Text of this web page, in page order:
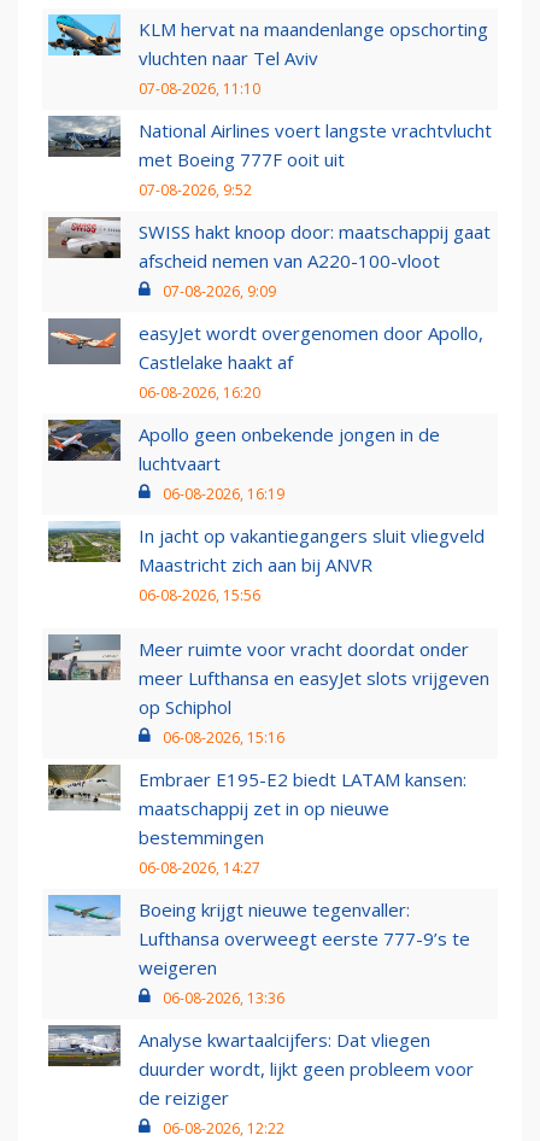
KLM hervat na maandenlange opschorting
vluchten naar Tel Aviv
07-08-2026, 11:10
National Airlines voert langste vrachtvlucht
met Boeing 777F ooit uit
07-08-2026, 9:52
SWISS hakt knoop door: maatschappij gaat
afscheid nemen van A220-100-vloot
07-08-2026, 9:09
easyJet wordt overgenomen door Apollo,
Castlelake haakt af
06-08-2026, 16:20
Apollo geen onbekende jongen in de
luchtvaart
06-08-2026, 16:19
In jacht op vakantiegangers sluit vliegveld
Maastricht zich aan bij ANVR
06-08-2026, 15:56
Meer ruimte voor vracht doordat onder
meer Lufthansa en easyJet slots vrijgeven
op Schiphol
06-08-2026, 15:16
Embraer E195-E2 biedt LATAM kansen:
maatschappij zet in op nieuwe
bestemmingen
06-08-2026, 14:27
Boeing krijgt nieuwe tegenvaller:
Lufthansa overweegt eerste 777-9’s te
weigeren
06-08-2026, 13:36
Analyse kwartaalcijfers: Dat vliegen
duurder wordt, lijkt geen probleem voor
de reiziger
06-08-2026, 12:22